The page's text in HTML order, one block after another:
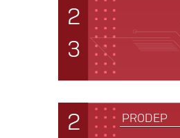
2
3
2
PRODEP